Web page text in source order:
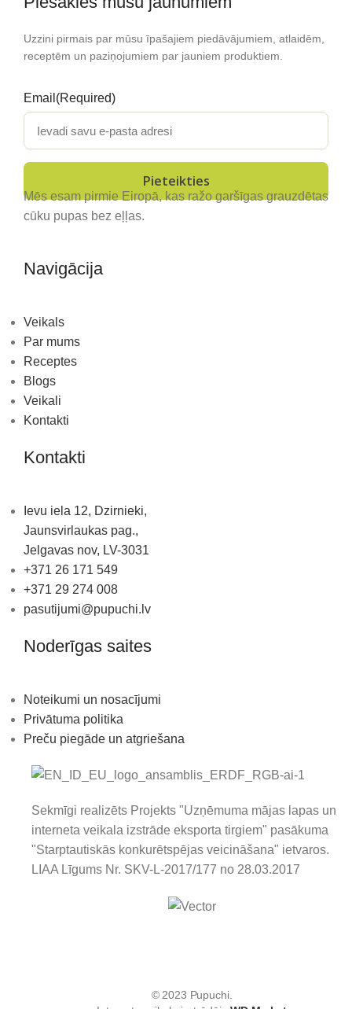
Uzzini pirmais par mūsu īpašajiem piedāvājumiem, atlaidēm,
receptēm un paziņojumiem par jauniem produktiem.
Email (Required)
Mēs esam pirmie Eiropā, kas ražo garšīgas grauzdētas
cūku pupas bez eļļas.
Navigācija
Veikals
Par mums
Receptes
Blogs
Veikali
Kontakti
Kontakti
Ievu iela 12, Dzirnieki,
Jaunsvirlaukas pag.,
Jelgavas nov, LV-3031
+371 26 171 549
+371 29 274 008
pasutijumi@pupuchi.lv
Noderīgas saites
Noteikumi un nosacījumi
Privātuma politika
Preču piegāde un atgriešana
Sekmīgi realizēts Projekts "Uzņēmuma mājas lapas un
interneta veikala izstrāde eksporta tirgiem" pasākuma
"Starptautiskās konkurētspējas veicināšana" ietvaros.
LIAA Līgums Nr. SKV-L-2017/177 no 28.03.2017
© 2023 Pupuchi.